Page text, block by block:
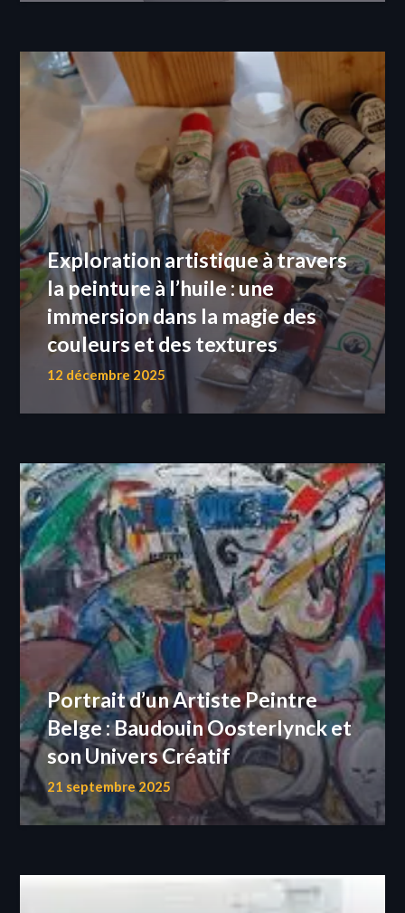
Exploration artistique à travers
la peinture à l’huile : une
immersion dans la magie des
couleurs et des textures
12 décembre 2025
Portrait d’un Artiste Peintre
Belge : Baudouin Oosterlynck et
son Univers Créatif
21 septembre 2025